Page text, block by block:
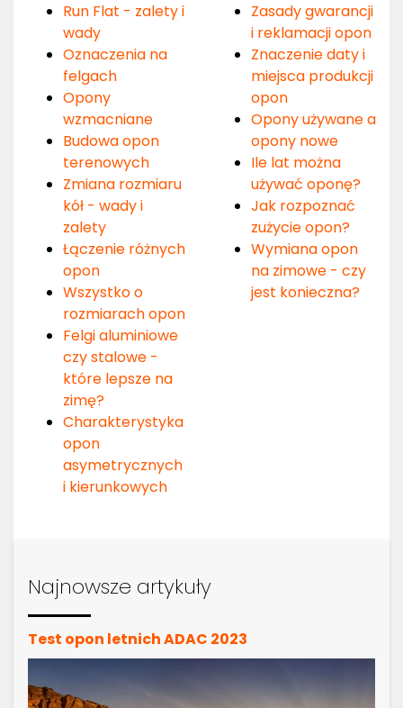
Run Flat - zalety i
wady
Oznaczenia na
felgach
Opony
wzmacniane
Budowa opon
terenowych
Zmiana rozmiaru
kół - wady i
zalety
Łączenie różnych
opon
Wszystko o
rozmiarach opon
Felgi aluminiowe
czy stalowe -
które lepsze na
zimę?
Charakterystyka
opon
asymetrycznych
i kierunkowych
Zasady gwarancji
i reklamacji opon
Znaczenie daty i
miejsca produkcji
opon
Opony używane a
opony nowe
Ile lat można
używać oponę?
Jak rozpoznać
zużycie opon?
Wymiana opon
na zimowe - czy
jest konieczna?
Najnowsze artykuły
Test opon letnich ADAC 2023